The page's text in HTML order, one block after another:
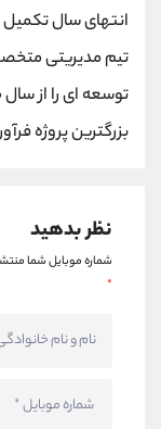
انتهای سال
تیم مدیریتی
بزرگترین پروژه
نظر بدهید
شماره موبایل شما
*
بدون پیش شماره
اینستاگرام
کانال تلگرام
کانال بله